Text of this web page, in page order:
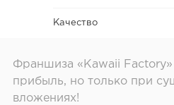
Качество
Франшиза «Kawaii
прибыль, но только при
вложениях!